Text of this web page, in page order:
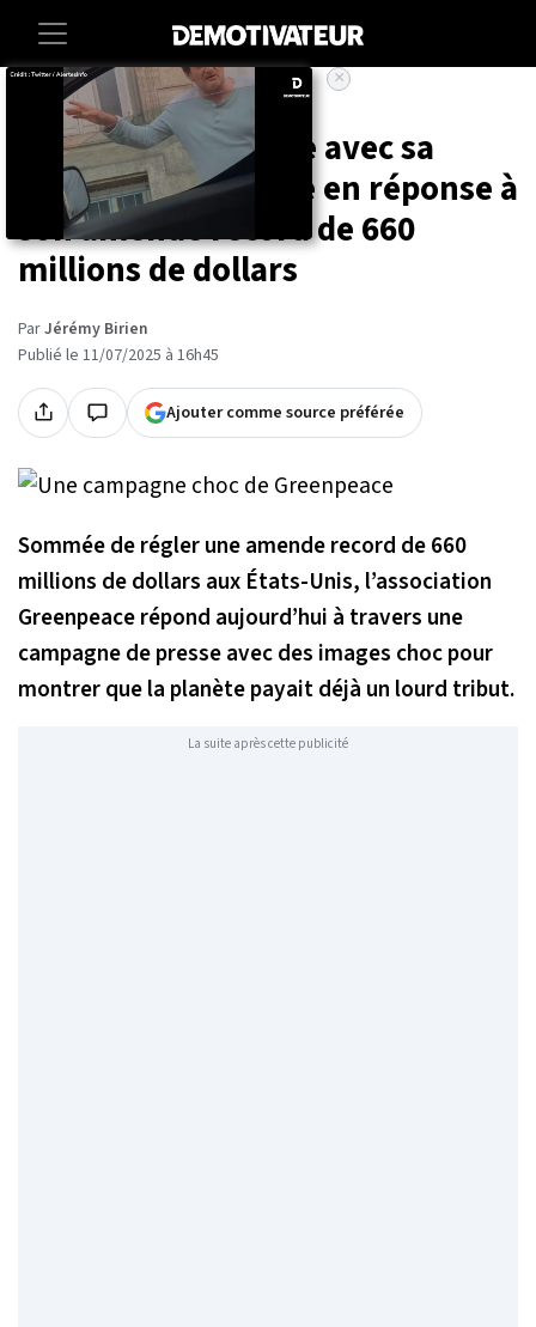
Accueil Societe Environnement
Greenpeace choque avec sa
nouvelle campagne en réponse à
son amende record de 660
millions de dollars
ParJérémy Birien
Publié le 11/07/2025 à 16h45
Ajouter comme source préférée
Sommée de régler une amende record de 660
millions de dollars aux États-Unis, l’association
Greenpeace répond aujourd’hui à travers une
campagne de presse avec des images choc pour
montrer que la planète payait déjà un lourd tribut.
La suite après cette publicité
×